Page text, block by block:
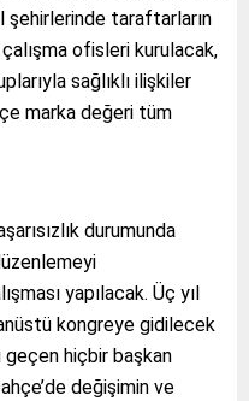
şehirlerinde taraftarların
ofisleri kurulacak,
sağlıklı ilişkiler
marka değeri tüm
durumunda
yapılacak. Üç yıl
kongreye gidilecek
geçen hiçbir başkan
değişimin ve